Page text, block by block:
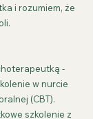
i rozumiem, że
-
w nurcie
(CBT).
szkolenie z